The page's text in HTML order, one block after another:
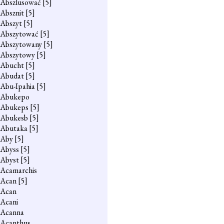
Abszlusować [5]
Absznit[5]
Abszyt[5]
Abszytować [5]
Abszytowany[5]
Abszytowy[5]
Abucht[5]
Abudat[5]
Abu-Ipahia[5]
Abukepo
Abukeps [5]
Abukesb [5]
Abutaka[5]
Aby[5]
Abyss [5]
Abyst[5]
Acamarchis
Acan[5]
Acan
Acani
Acanna